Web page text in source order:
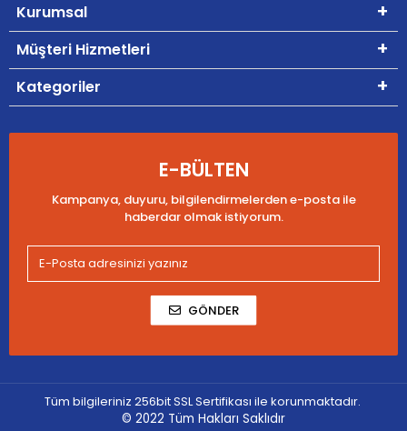
Kurumsal
Müşteri Hizmetleri
Kategoriler
E-BÜLTEN
Kampanya, duyuru, bilgilendirmelerden e-posta ile
haberdar olmak istiyorum.
GÖNDER
Tüm bilgileriniz 256bit SSL Sertifikası ile korunmaktadır.
© 2022 Tüm Hakları Saklıdır